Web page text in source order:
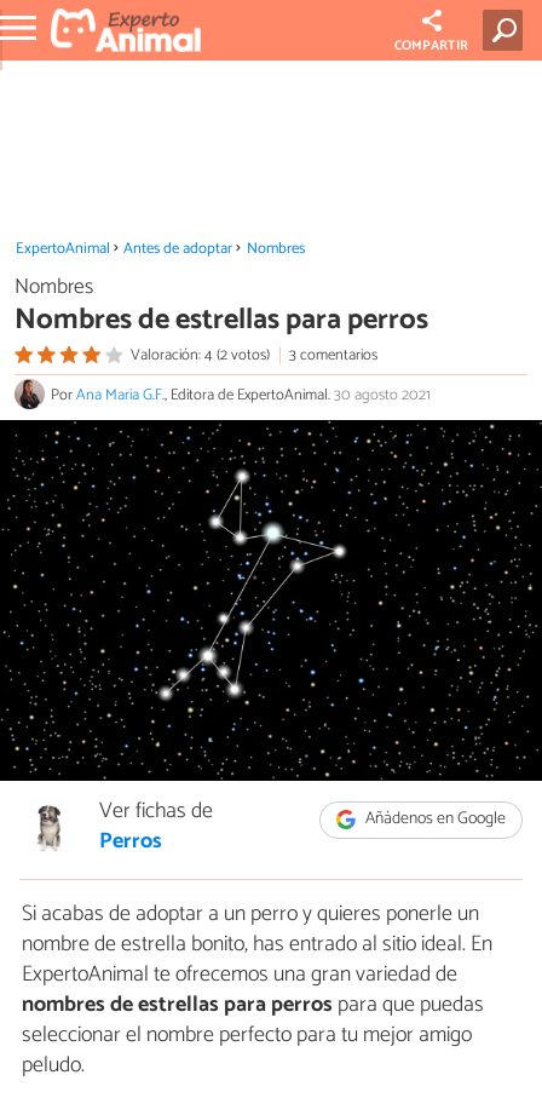
COMPARTIR
ExpertoAnimal Antes de adoptar Nombres
Nombres
Nombres de estrellas para perros
Valoración: 4 (2 votos)
3 comentarios
PorAna Maria G.F., Editora de ExpertoAnimal.30 agosto 2021
Añádenos en Google
Ver fichas de
Perros
Si acabas de adoptar a un perro y quieres ponerle un
nombre de estrella bonito, has entrado al sitio ideal. En
ExpertoAnimal te ofrecemos una gran variedad de
nombres de estrellas para perros para que puedas
seleccionar el nombre perfecto para tu mejor amigo
peludo.